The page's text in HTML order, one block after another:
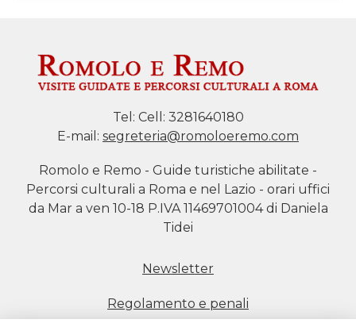
Tel: Cell: 3281640180
E-mail: segreteria@romoloeremo.com
Romolo e Remo - Guide turistiche abilitate -
Percorsi culturali a Roma e nel Lazio - orari uffici
da Mar a ven 10-18 P.IVA 11469701004 di Daniela
Tidei
Newsletter
Regolamento e penali